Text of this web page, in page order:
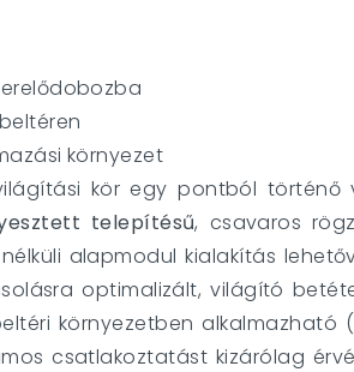
környezet
kör egy pontból történő
telepítésű, csavaros
alapmodul kialakítás
optimalizált, világító
környezetben alkalmazható
csatlakoztatást kizárólag